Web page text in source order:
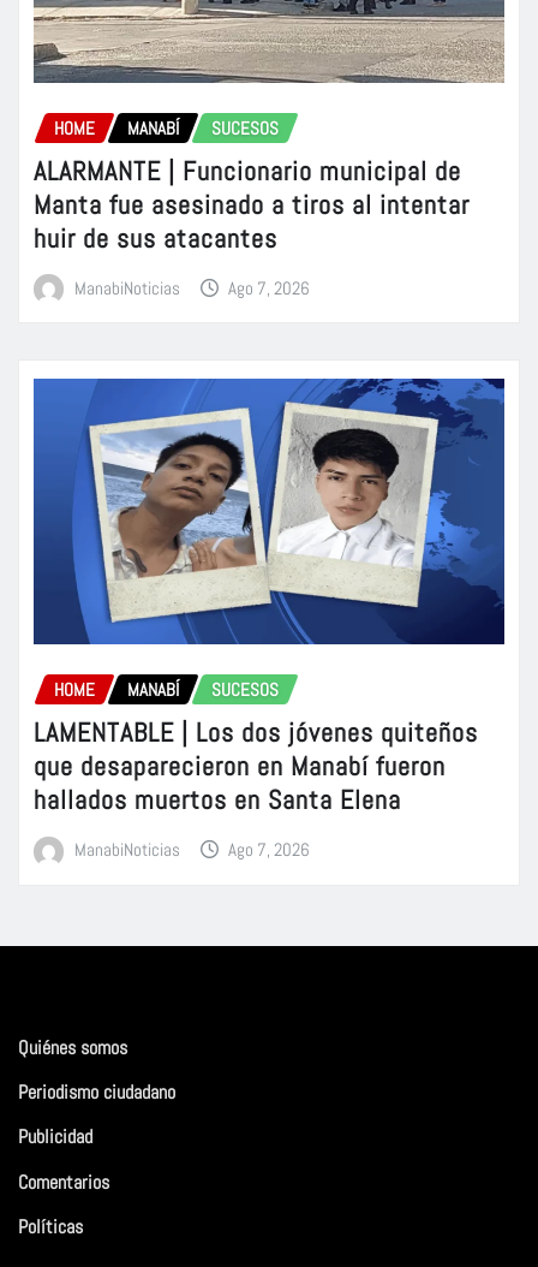
HOME MANABÍ SUCESOS
ALARMANTE | Funcionario municipal de
Manta fue asesinado a tiros al intentar
huir de sus atacantes
ManabiNoticias Ago 7, 2026
HOME MANABÍ SUCESOS
LAMENTABLE | Los dos jóvenes quiteños
que desaparecieron en Manabí fueron
hallados muertos en Santa Elena
ManabiNoticias Ago 7, 2026
Quiénes somos
Periodismo ciudadano
Publicidad
Comentarios
Políticas